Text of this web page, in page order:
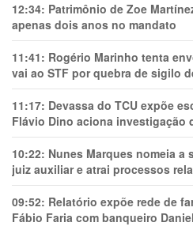
12:34: Patrimônio de Zoe
apenas dois anos no mandato
11:41: Rogério Marinho tenta
vai ao STF por quebra de sigilo
11:17: Devassa do TCU expõe
Flávio Dino aciona investigação
10:22: Nunes Marques nomeia a
juiz auxiliar e atrai processos
09:52: Relatório expõe rede de
Fábio Faria com banqueiro